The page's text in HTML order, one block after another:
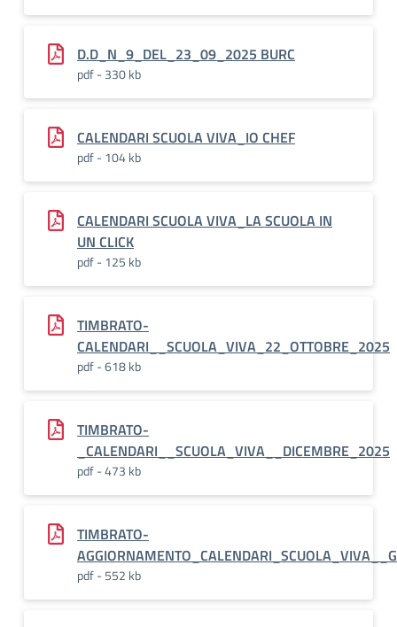
D.D_N_9_DEL_23_09_2025 BURC
pdf - 330 kb
CALENDARI SCUOLA VIVA_IO CHEF
pdf - 104 kb
CALENDARI SCUOLA VIVA_LA SCUOLA IN
UN CLICK
pdf - 125 kb
TIMBRATO-
CALENDARI__SCUOLA_VIVA_22_OTTOBRE_2025
pdf - 618 kb
TIMBRATO-
_CALENDARI__SCUOLA_VIVA__DICEMBRE_2025
pdf - 473 kb
TIMBRATO-
pdf - 552 kb